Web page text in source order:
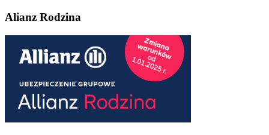
Alianz Rodzina